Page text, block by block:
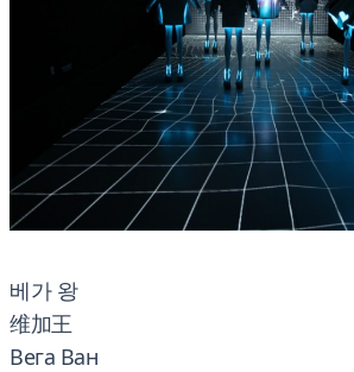
베가 왕
维加王
Вега Ван